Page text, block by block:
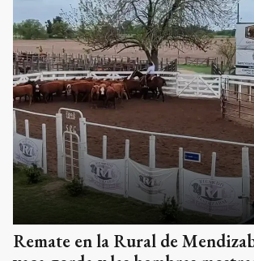
Remate en la Rural de